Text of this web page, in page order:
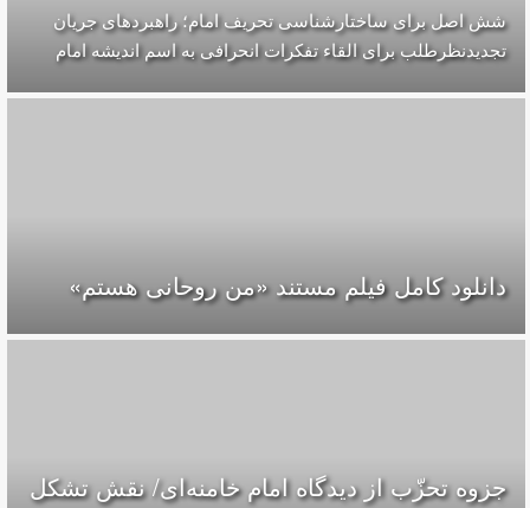
شش اصل برای ساختارشناسی تحريف امام؛ راهبردهای جریان
تجدیدنظرطلب برای القاء تفکرات انحرافی به اسم اندیشه امام
دانلود کامل فیلم مستند «من روحانی هستم»
جزوه تحزّب از دیدگاه امام خامنه‌ای/ نقش تشکل